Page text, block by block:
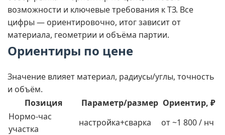
возможности и ключевые требования к ТЗ. Все
цифры — ориентировочно, итог зависит от
материала, геометрии и объёма партии.
Ориентиры по цене
Значение влияет материал, радиусы/углы, точность
и объём.
Позиция
Параметр/размер Ориентир, ₽
Нормо-час
участка
настройка+сварка
от ~1 800 / нч